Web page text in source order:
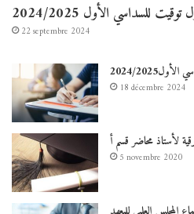
للسداسي الأول 2024/2025
22 septembre 2024
2025
18 décembre 2024
لأستاذ محاضر قسم أ
5 novembre 2020